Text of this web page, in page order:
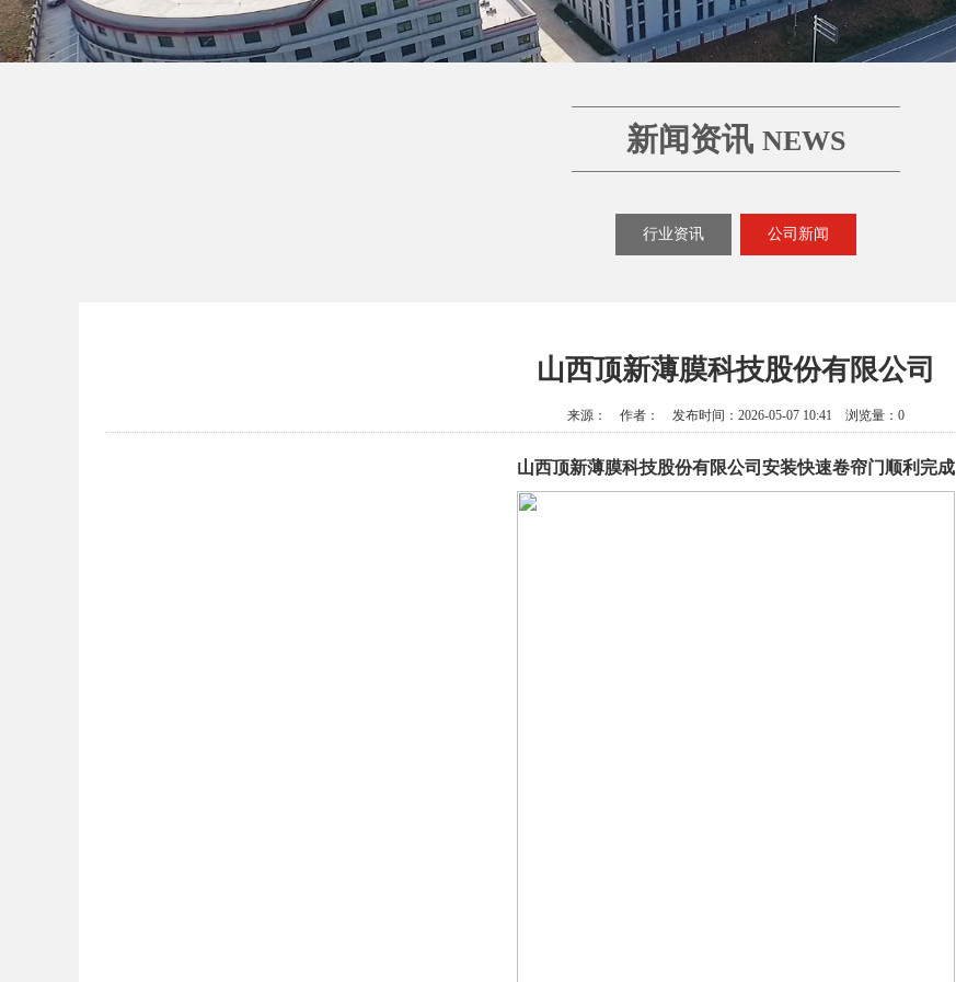
新闻资讯 NEWS
行业资讯 公司新闻
山西顶新薄膜科技股份有限公司
来源： 作者： 发布时间：2026-05-07 10:41 浏览量：0
山西顶新薄膜科技股份有限公司安装快速卷帘门顺利完成